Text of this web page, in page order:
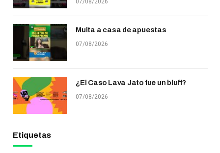
07/08/2026
Multa a casa de apuestas
07/08/2026
¿El Caso Lava Jato fue un bluff?
07/08/2026
Etiquetas